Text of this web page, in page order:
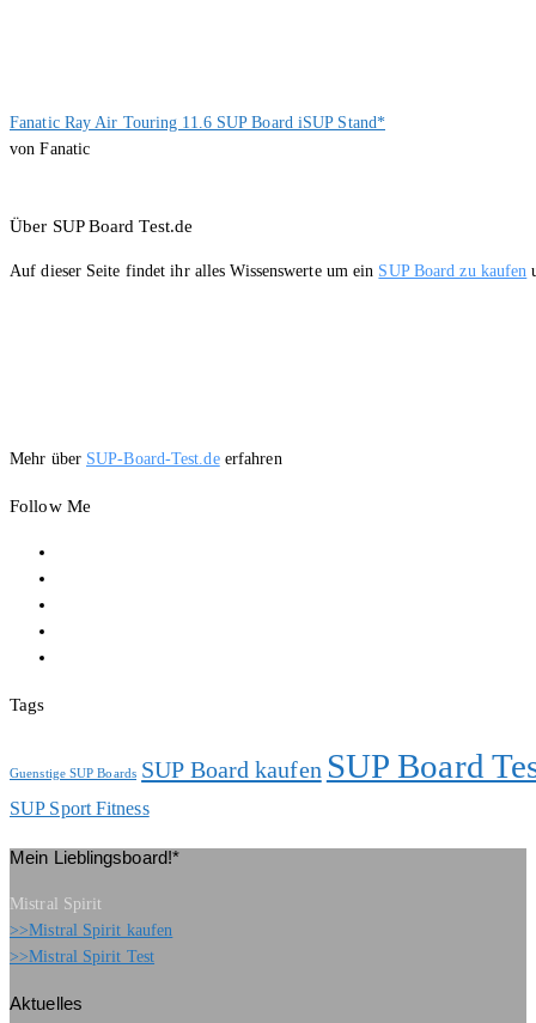
Fanatic Ray Air Touring 11.6 SUP Board iSUP Stand*
von Fanatic
Über SUP Board Test.de
Auf dieser Seite findet ihr alles Wissenswerte um ein SUP Board zu kaufen
Mehr über SUP-Board-Test.deerfahren
Follow Me
Tags
Guenstige SUP Boards SUP Board kaufen SUP Board
SUP Sport Fitness
Mein Lieblingsboard!*
Mistral Spirit
>>Mistral Spirit kaufen
>>Mistral Spirit Test
Aktuelles